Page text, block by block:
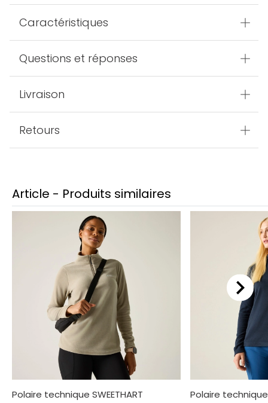
Caractéristiques
Questions et réponses
Livraison
Retours
Article - Produits similaires
Polaire technique SWEETHART Polaire technique